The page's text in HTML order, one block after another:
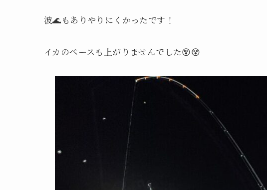
波🌊もありやりにくかったです！
イカのペースも上がりませんでした😵😵